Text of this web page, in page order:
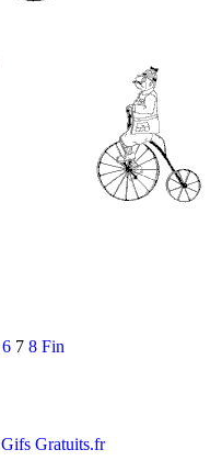
6 7 8 Fin
Gifs Gratuits.fr